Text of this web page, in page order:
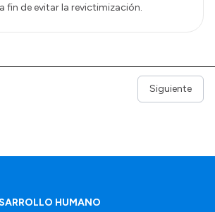
fin de evitar la revictimización.
Siguiente
HUMANO